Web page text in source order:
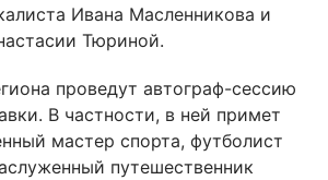
Ивана Масленникова и
Тюриной.
проведут автограф-сессию
В частности, в ней примет
мастер спорта, футболист
путешественник